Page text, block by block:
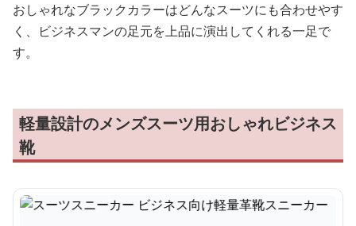
おしゃれなブラックカラーはどんなスーツにも合わせやす
く、ビジネスマンの足元を上品に演出してくれる一足で
す。
軽量設計のメンズスーツ用おしゃれビジネス
靴